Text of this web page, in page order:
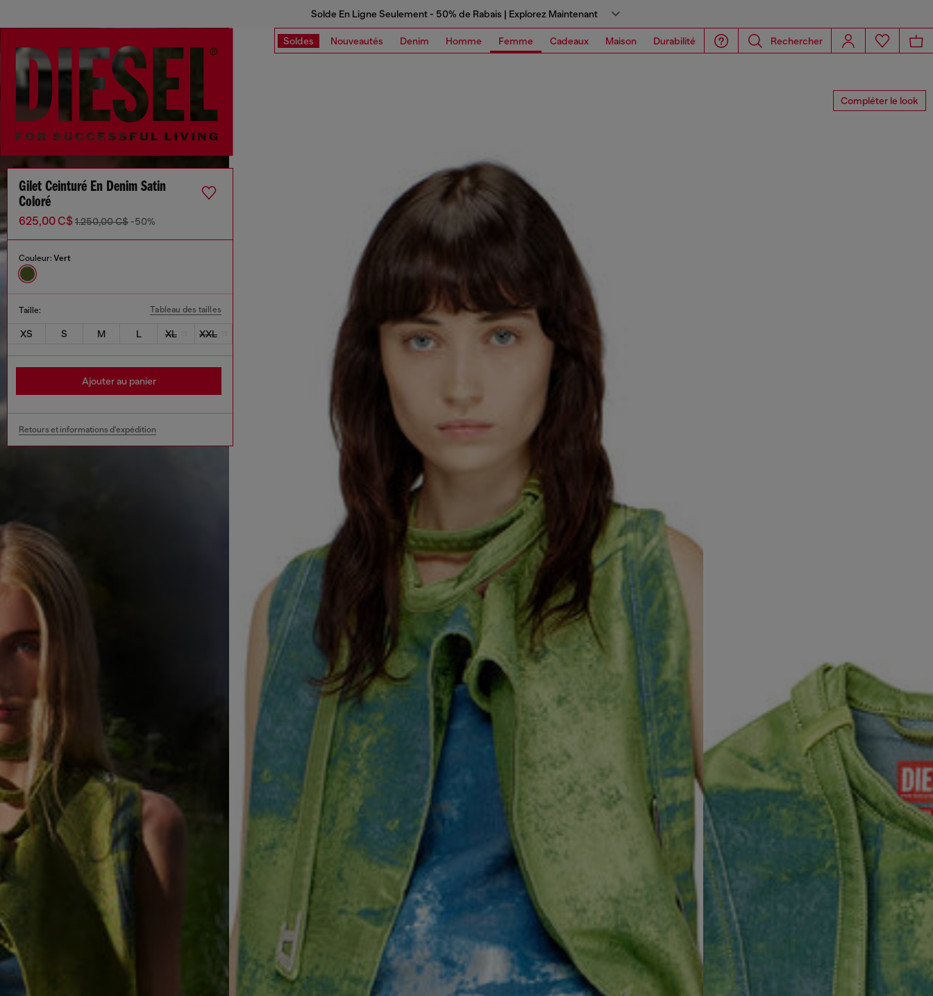
Solde En Ligne Seulement - 50% de Rabais | Explorez Maintenant
Soldes Nouveautés Denim Homme Femme Cadeaux Maison Durabilité Rechercher
Compléter le look
Gilet Ceinturé En Denim Satin
Coloré
625,00 C$1.250,00 C$ -50%
Couleur: Vert
Taille: Tableau des tailles
XS S M L XL XXL
Ajouter au panier
Retours et informations d'expédition